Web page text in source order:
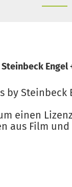
by Steinbeck
einen
aus Film